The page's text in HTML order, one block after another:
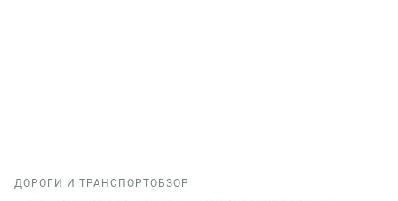
ДОРОГИ И ТРАНСПОРТОБЗОР